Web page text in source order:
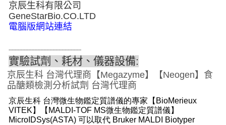
京辰生科有限公司
GeneStarBio.CO.LTD
電腦版網站連結
------------------------------------------------
實驗試劑、耗材、儀器設備:
京辰生科 台灣代理商【Megazyme】【Neogen】食
品醣類檢測分析試劑 台灣代理商
京辰生科 台灣微生物鑑定質譜儀的專家【BioMerieux
VITEK】【MALDI-TOF MS微生物鑑定質譜儀】
MicroIDSys(ASTA) 可以取代 Bruker MALDI Biotyper